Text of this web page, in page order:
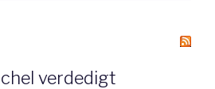
verdedigt